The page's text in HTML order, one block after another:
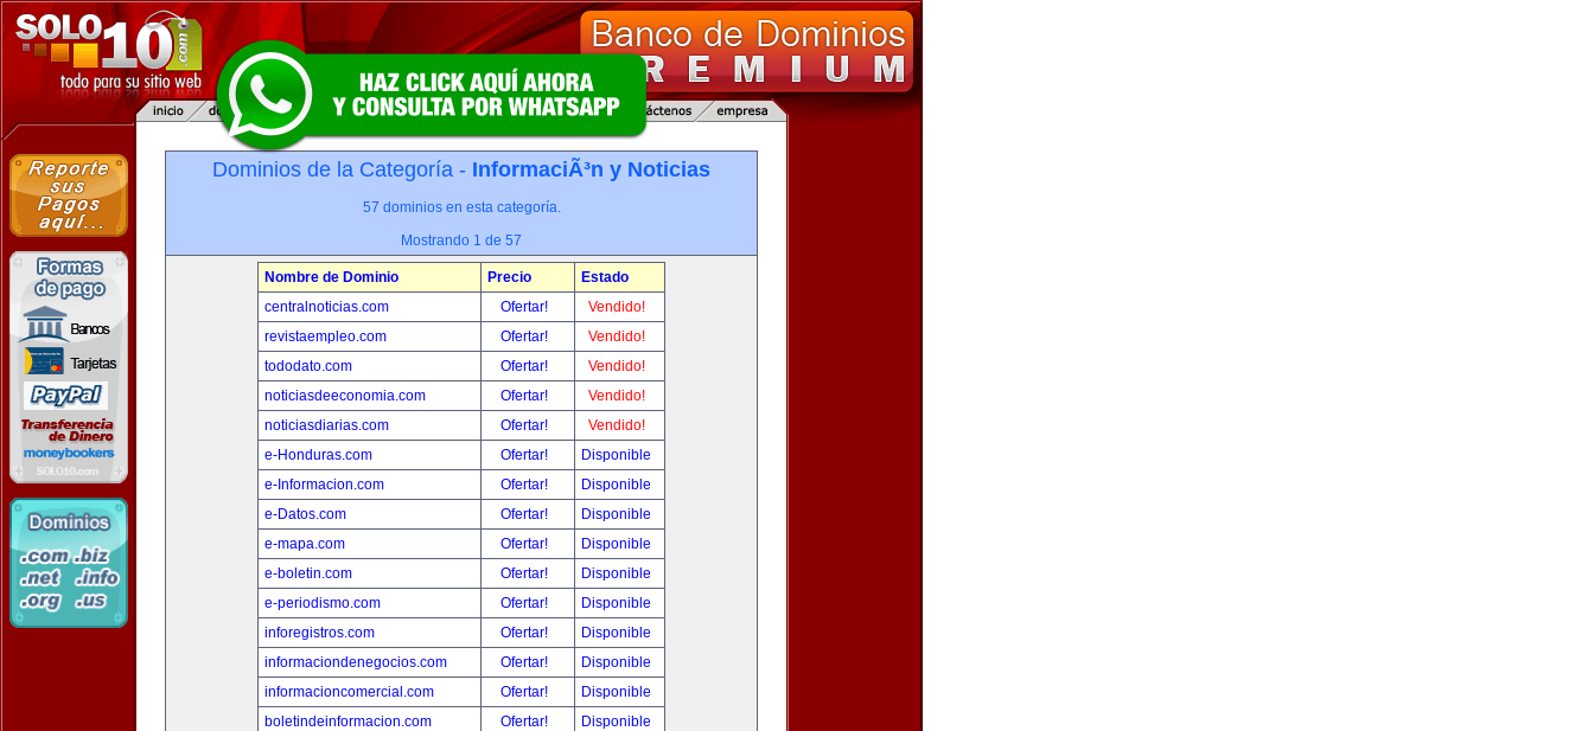
Dominios de la Categoría - InformaciÃ³n y Noticias
57 dominios en esta categoría.
Mostrando 1 de 57
Nombre de Dominio Precio
Estado
centralnoticias.com
Ofertar!
Vendido!
revistaempleo.com
Ofertar!
Vendido!
tododato.com
Ofertar!
Vendido!
noticiasdeeconomia.com
Ofertar!
Vendido!
noticiasdiarias.com
Ofertar!
Vendido!
e-Honduras.com
Ofertar!
Disponible
e-Informacion.com
Ofertar!
Disponible
e-Datos.com
Ofertar!
Disponible
e-mapa.com
Ofertar!
Disponible
e-boletin.com
Ofertar!
Disponible
e-periodismo.com
Ofertar!
Disponible
inforegistros.com
Ofertar!
Disponible
informaciondenegocios.com
Ofertar!
Disponible
informacioncomercial.com
Ofertar!
Disponible
boletindeinformacion.com
Ofertar!
Disponible